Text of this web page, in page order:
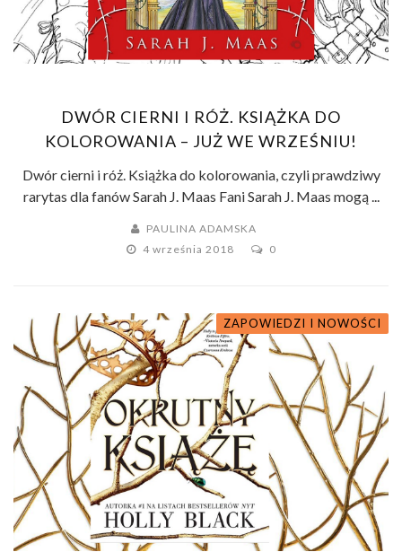
DWÓR CIERNI I RÓŻ. KSIĄŻKA DO
KOLOROWANIA – JUŻ WE WRZEŚNIU!
Dwór cierni i róż. Książka do kolorowania, czyli prawdziwy
rarytas dla fanów Sarah J. Maas Fani Sarah J. Maas mogą ...
PAULINA ADAMSKA
4 września 2018
0
ZAPOWIEDZI I NOWOŚCI